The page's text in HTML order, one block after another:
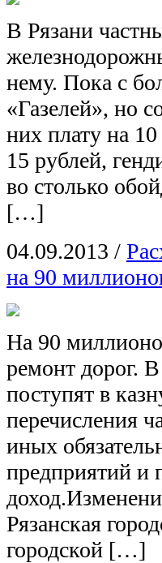
В Рязани
нему. Пока с
«Газелей», но
них плату на
15 рублей,
во столько
[…]
04.09.2013 /
на 90
На 90
ремонт дорог.
поступят в
перечисления
иных
предприятий и
Рязанская
городской […]